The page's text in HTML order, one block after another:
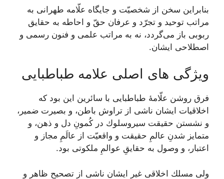
بنابراين سخن از شخصيّت و جايگاه علّامه طهرانى به
مراتب توحيد و تجرّد و عرفان حقّ و احاطه به حقایق
ربوبى باز می‌‏گردد، نه به مراتب علمى و فنون رسمى و
اصطلاحى ايشان.
ویژگی های اصلی علامه طباطبایی
فرق روشن علّامۀ طباطبایى با سائرين اين بود كه
اخلاقيات ايشان ناشى از تراوش باطن، و بصيرت ضمير،
و نشستن حقيقت سيروسلوك در كُمونِ دل و ذهن، و
متمايز شدنِ عالمِ حقيقت و واقعيّت از عالَمِ مجاز و
اعتبار، و وصول به حقایقِ عوالمِ ملكوتى بود.
ولى مسلك اخلاقى غير ايشان ناشى از تصحيح ظاهر و